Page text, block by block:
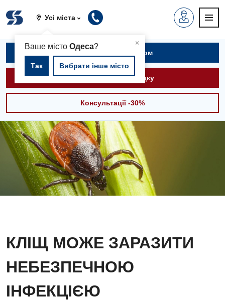
Усі міста
×
Ваше містоОдеса?
Так Вибрати інше місто
Записатися на прийом
Викликати швидку
Консультації -30%
КЛІЩ МОЖЕ ЗАРАЗИТИ
НЕБЕЗПЕЧНОЮ
ІНФЕКЦІЄЮ